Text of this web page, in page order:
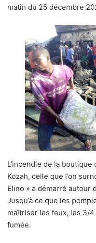
matin du 25 décembre
L’incendie de la
Kozah, celle que l’on
Elino » a démarré autour
Jusqu’à ce que les
maîtriser les feux, les 3/
fumée.